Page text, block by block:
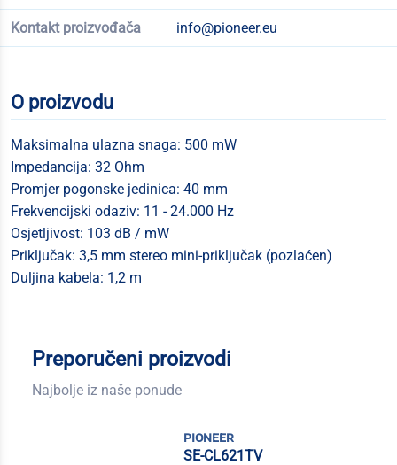
Kontakt proizvođača info@pioneer.eu
O proizvodu
Maksimalna ulazna snaga: 500 mW
Impedancija: 32 Ohm
Promjer pogonske jedinica: 40 mm
Frekvencijski odaziv: 11 - 24.000 Hz
Osjetljivost: 103 dB / mW
Priključak: 3,5 mm stereo mini-priključak (pozlaćen)
Duljina kabela: 1,2 m
Preporučeni proizvodi
Najbolje iz naše ponude
pioneer
SE-CL621TV